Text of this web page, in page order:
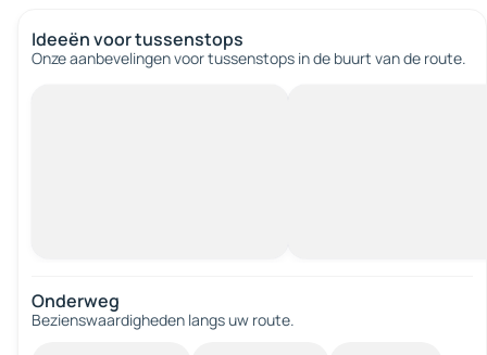
Ideeën voor tussenstops
Onze aanbevelingen voor tussenstops in de buurt van de route.
Onderweg
Bezienswaardigheden langs uw route.